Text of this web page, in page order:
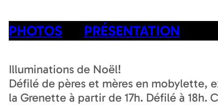
PHOTOS PRÉSENTATION
Illuminations de Noël!
Défilé de pères et mères en mobylette,
la Grenette à partir de 17h. Défilé à 18h.